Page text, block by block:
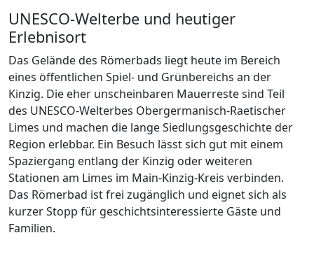
UNESCO-Welterbe und heutiger
Erlebnisort
Das Gelände des Römerbads liegt heute im Bereich
eines öffentlichen Spiel- und Grünbereichs an der
Kinzig. Die eher unscheinbaren Mauerreste sind Teil
des UNESCO-Welterbes Obergermanisch-Raetischer
Limes und machen die lange Siedlungsgeschichte der
Region erlebbar. Ein Besuch lässt sich gut mit einem
Spaziergang entlang der Kinzig oder weiteren
Stationen am Limes im Main-Kinzig-Kreis verbinden.
Das Römerbad ist frei zugänglich und eignet sich als
kurzer Stopp für geschichtsinteressierte Gäste und
Familien.